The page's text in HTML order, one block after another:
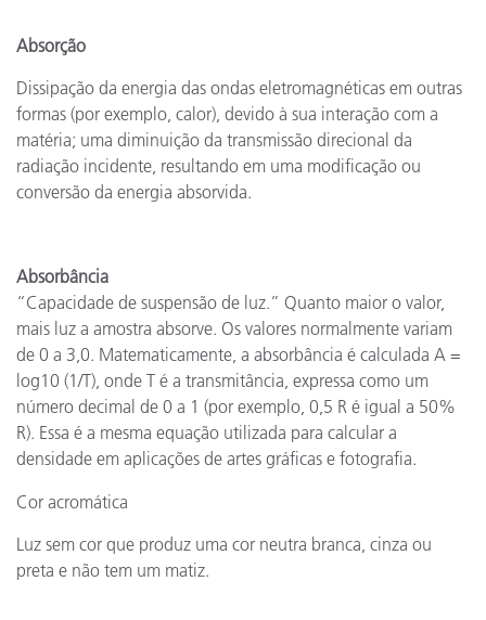
Absorção
Dissipação da energia das ondas eletromagnéticas em outras
formas (por exemplo, calor), devido à sua interação com a
matéria; uma diminuição da transmissão direcional da
radiação incidente, resultando em uma modificação ou
conversão da energia absorvida.
Absorbância
“Capacidade de suspensão de luz.” Quanto maior o valor,
mais luz a amostra absorve. Os valores normalmente variam
de 0 a 3,0. Matematicamente, a absorbância é calculada A =
log10 (1/T), onde T é a transmitância, expressa como um
número decimal de 0 a 1 (por exemplo, 0,5 R é igual a 50%
R). Essa é a mesma equação utilizada para calcular a
densidade em aplicações de artes gráficas e fotografia.
Cor acromática
Luz sem cor que produz uma cor neutra branca, cinza ou
preta e não tem um matiz.